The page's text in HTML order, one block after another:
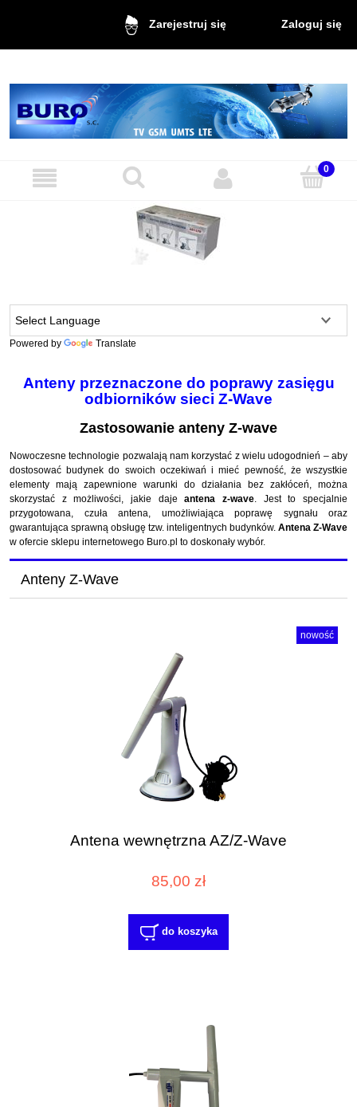
Zarejestruj się Zaloguj się
Powered by Translate
Anteny przeznaczone do poprawy zasięgu
odbiorników sieci Z-Wave
Zastosowanie anteny Z-wave
Nowoczesne technologie pozwalają nam korzystać z wielu udogodnień – aby
dostosować budynek do swoich oczekiwań i mieć pewność, że wszystkie
elementy mają zapewnione warunki do działania bez zakłóceń, można
skorzystać z możliwości, jakie dajeantena z-wave. Jest to specjalnie
przygotowana, czuła antena, umożliwiająca poprawę sygnału oraz
gwarantująca sprawną obsługę tzw. inteligentnych budynków. Antena Z-Wave
w ofercie sklepu internetowego Buro.pl to doskonały wybór.
Anteny Z-Wave
Antena wewnętrzna AZ/Z-Wave
85,00 zł
do koszyka
nowość